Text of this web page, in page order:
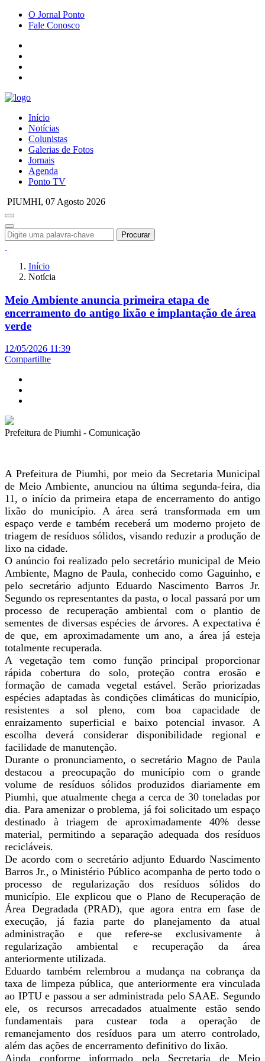
O Jornal Ponto
Fale Conosco
Início
Notícias
Colunistas
Galerias de Fotos
Jornais
Agenda
Ponto TV
PIUMHI, 07 Agosto 2026
Procurar
Início
Notícia
Meio Ambiente anuncia primeira etapa de
encerramento do antigo lixão e implantação de área
verde
12/05/2026 11:39
Compartilhe
Prefeitura de Piumhi - Comunicação
A Prefeitura de Piumhi, por meio da Secretaria Municipal
de Meio Ambiente, anunciou na última segunda-feira, dia
11, o início da primeira etapa de encerramento do antigo
lixão do município. A área será transformada em um
espaço verde e também receberá um moderno projeto de
triagem de resíduos sólidos, visando reduzir a produção de
lixo na cidade.
O anúncio foi realizado pelo secretário municipal de Meio
Ambiente, Magno de Paula, conhecido como Gaguinho, e
pelo secretário adjunto Eduardo Nascimento Barros Jr.
Segundo os representantes da pasta, o local passará por um
processo de recuperação ambiental com o plantio de
sementes de diversas espécies de árvores. A expectativa é
de que, em aproximadamente um ano, a área já esteja
totalmente recuperada.
A vegetação tem como função principal proporcionar
rápida cobertura do solo, proteção contra erosão e
formação de camada vegetal estável. Serão priorizadas
espécies adaptadas às condições climáticas do município,
resistentes a sol pleno, com boa capacidade de
enraizamento superficial e baixo potencial invasor. A
escolha deverá considerar disponibilidade regional e
facilidade de manutenção.
Durante o pronunciamento, o secretário Magno de Paula
destacou a preocupação do município com o grande
volume de resíduos sólidos produzidos diariamente em
Piumhi, que atualmente chega a cerca de 30 toneladas por
dia. Para amenizar o problema, já foi solicitado um espaço
destinado à triagem de aproximadamente 40% desse
material, permitindo a separação adequada dos resíduos
recicláveis.
De acordo com o secretário adjunto Eduardo Nascimento
Barros Jr., o Ministério Público acompanha de perto todo o
processo de regularização dos resíduos sólidos do
município. Ele explicou que o Plano de Recuperação de
Área Degradada (PRAD), que agora entra em fase de
execução, já fazia parte do planejamento da atual
administração e que refere-se exclusivamente à
regularização ambiental e recuperação da área
anteriormente utilizada.
Eduardo também relembrou a mudança na cobrança da
taxa de limpeza pública, que anteriormente era vinculada
ao IPTU e passou a ser administrada pelo SAAE. Segundo
ele, os recursos arrecadados atualmente estão sendo
fundamentais para custear toda a operação de
remanejamento dos resíduos para um aterro controlado,
além das ações de encerramento definitivo do lixão.
Ainda conforme informado pela Secretaria de Meio